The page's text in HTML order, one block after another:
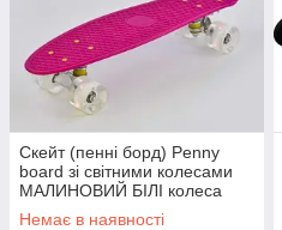
Скейт (пенні борд) Penny
board зі світними колесами
МАЛИНОВИЙ БІЛІ колеса
арт. 9090
Немає в наявності